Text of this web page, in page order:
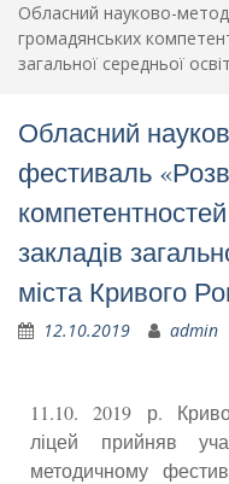
Обласний науково-
громадянських
загальної середньої
Обласний
фестиваль
закладів
міста Кривого
12.10.2019 admin
11.10. 2019 р.
ліцей прийняв
методичному